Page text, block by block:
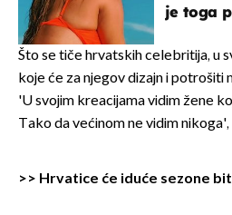
je toga
Što se tiče hrvatskih celebritija, u
koje će za njegov dizajn i potrošiti
'U svojim kreacijama vidim žene
Tako da većinom ne vidim
>> Hrvatice će iduće sezone